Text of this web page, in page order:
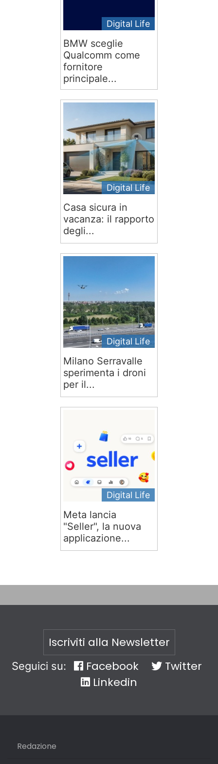
Digital Life
BMW sceglie
Qualcomm come
fornitore
principale...
Digital Life
Casa sicura in
vacanza: il rapporto
degli...
Digital Life
Milano Serravalle
sperimenta i droni
per il...
Digital Life
Meta lancia
"Seller", la nuova
applicazione...
Iscriviti alla Newsletter
Seguici su: Facebook
Twitter
Linkedin
Redazione